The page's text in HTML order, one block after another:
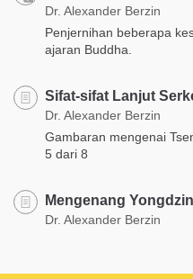
Dr. Alexander Berzin
Penjernihan beberapa
ajaran Buddha.
Sifat-sifat Lanjut
Dr. Alexander Berzin
Gambaran mengenai
5 dari 8
Mengenang
Dr. Alexander Berzin